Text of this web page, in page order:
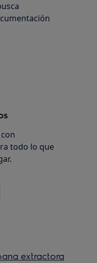
todo lo que
extractora